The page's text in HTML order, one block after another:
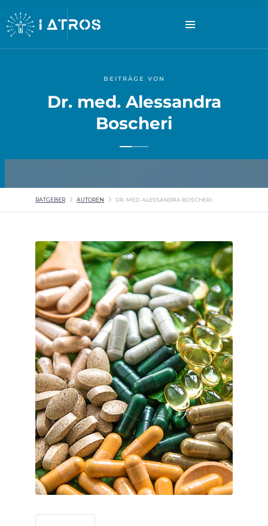
BEITRÄGE VON
Dr. med. Alessandra
Boscheri
RATGEBER AUTOREN DR. MED. ALESSANDRA BOSCHERI